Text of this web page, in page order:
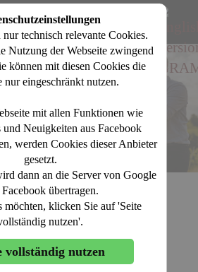
DISZIPLIN
technisch relevante Cookies.
Nutzung der Webseite zwingend
können mit diesen Cookies die
nur eingeschränkt nutzen.
mit allen Funktionen wie
Neuigkeiten aus Facebook
werden Cookies dieser Anbieter
gesetzt.
dann an die Server von Google
übertragen.
möchten, klicken Sie auf 'Seite
nutzen'.
vollständig nutzen